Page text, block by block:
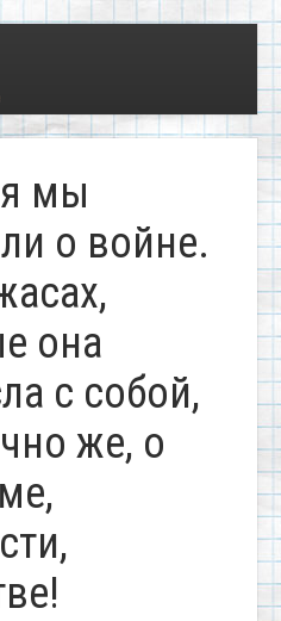
мы
о войне.
она
с собой,
же, о